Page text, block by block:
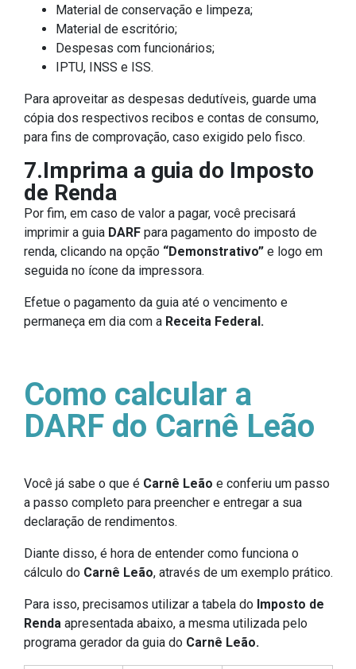
Material de conservação e limpeza;
Material de escritório;
Despesas com funcionários;
IPTU, INSS e ISS.
Para aproveitar as despesas dedutíveis, guarde uma
cópia dos respectivos recibos e contas de consumo,
para fins de comprovação, caso exigido pelo fisco.
7.Imprima a guia do Imposto
de Renda
Por fim, em caso de valor a pagar, você precisará
imprimir a guia DARF para pagamento do imposto de
renda, clicando na opção “Demonstrativo” e logo em
seguida no ícone da impressora.
Efetue o pagamento da guia até o vencimento e
permaneça em dia com a Receita Federal.
Como calcular a
DARF do Carnê Leão
Você já sabe o que é Carnê Leão e conferiu um passo
a passo completo para preencher e entregar a sua
declaração de rendimentos.
Diante disso, é hora de entender como funciona o
cálculo do Carnê Leão, através de um exemplo prático.
Para isso, precisamos utilizar a tabela do Imposto de
Renda apresentada abaixo, a mesma utilizada pelo
programa gerador da guia do Carnê Leão.